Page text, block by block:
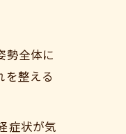
勢全体に
を整える
症状が気